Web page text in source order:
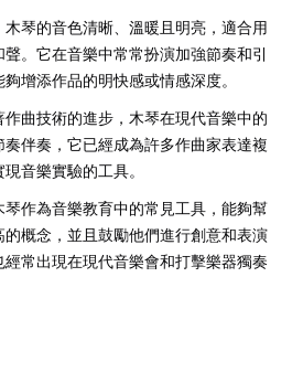
木琴的音色清晰、溫暖且明亮，適合用
。它在音樂中常常扮演加強節奏和引
增添作品的明快感或情感深度。
作曲技術的進步，木琴在現代音樂中的
伴奏，它已經成為許多作曲家表達複
音樂實驗的工具。
琴作為音樂教育中的常見工具，能夠幫
概念，並且鼓勵他們進行創意和表演
常出現在現代音樂會和打擊樂器獨奏